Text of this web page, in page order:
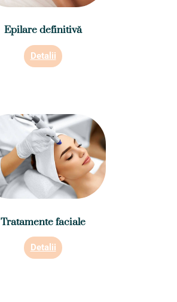
Epilare definitivă
Detalii
Tratamente faciale
Detalii